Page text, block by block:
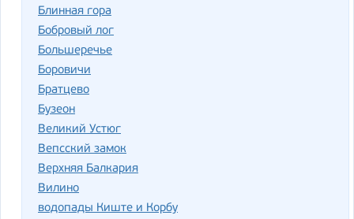
Блинная гора
Бобровый лог
Большеречье
Боровичи
Братцево
Бузеон
Великий Устюг
Вепсский замок
Верхняя Балкария
Вилино
водопады Киште и Корбу